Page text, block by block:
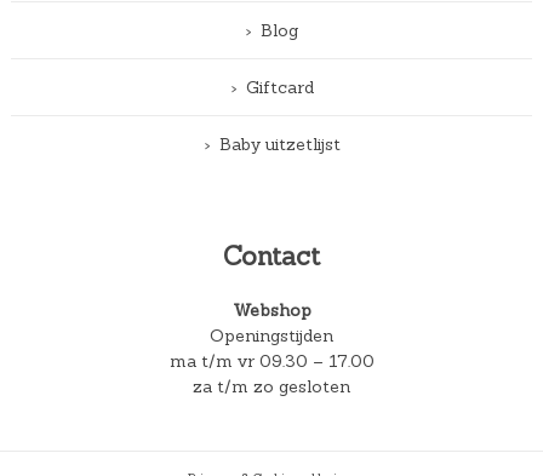
Blog
Giftcard
Baby uitzetlijst
Contact
Webshop
Openingstijden
ma t/m vr 09.30 – 17.00
za t/m zo gesloten